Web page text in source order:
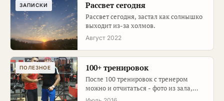
ЗАПИСКИ Рассвет сегодня
Рассвет сегодня, застал как солнышко
выходит из-за холмов.
Август 2022
ПОЛЕЗНОЕ 100+ тренировок
После 100 тренировок с тренером
можно и отчитаться - фото из зала,
первые результаты и спортивная ф…